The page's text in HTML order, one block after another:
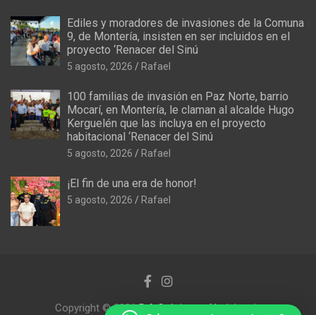
Ediles y moradores de invasiones de la Comuna
9, de Montería, insisten en ser incluidos en el
proyecto ‘Renacer del Sinú
5 agosto, 2026 Rafael
100 familias de invasión en Paz Norte, barrio
Mocarí, en Montería, le claman al alcalde Hugo
Kerguelén que las incluya en el proyecto
habitacional ‘Renacer del Sinú
5 agosto, 2026 Rafael
¡El fin de una era de honor!
5 agosto, 2026 Rafael
Copyright © 2026R.A Crónicas y Noticias